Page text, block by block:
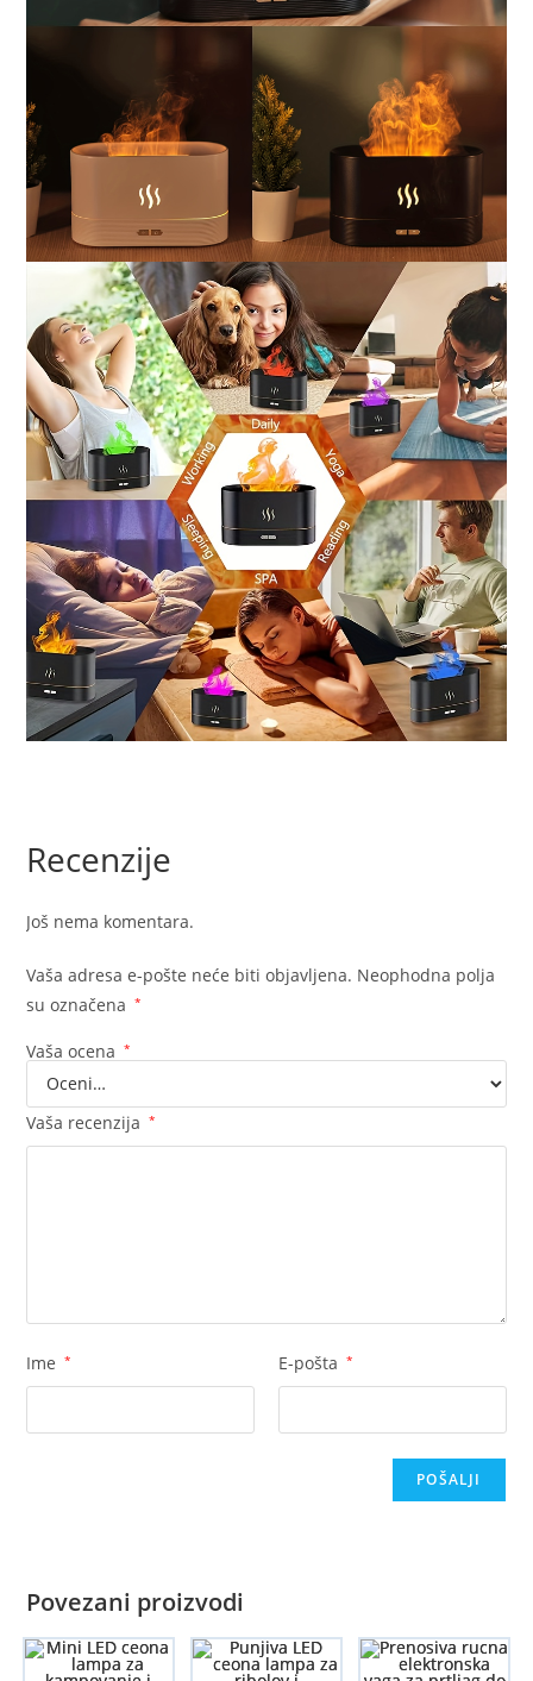
Recenzije
Još nema komentara.
Vaša adresa e-pošte neće biti objavljena. Neophodna polja
su označena
*
Vaša ocena *
Vaša recenzija *
Ime * E-pošta *
Povezani proizvodi